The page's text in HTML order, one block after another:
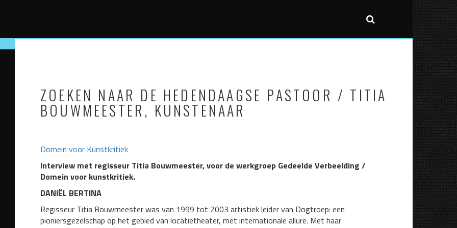
ZOEKEN NAAR DE HEDENDAAGSE PASTOOR / TITIA
BOUWMEESTER, KUNSTENAAR
Domein voor Kunstkritiek
Interview met regisseur Titia Bouwmeester, voor de werkgroep Gedeelde Verbeelding /
Domein voor kunstkritiek.
DANIËL BERTINA
Regisseur Titia Bouwmeester was van 1999 tot 2003 artistiek leider van Dogtroep: een
pioniersgezelschap op het gebied van locatietheater, met internationale allure. Met haar
Post
NOEM
MIJ
MAAR
/
JEANNE
VAN
OP
DE
VLUCHT
VOOR
HET
MES
/
CLAUDA
LISBOA
OVER
BEAUTY
REFUGEE